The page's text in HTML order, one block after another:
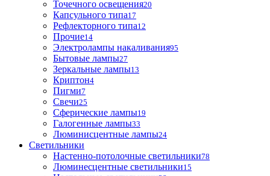
Точечного освещения20
Капсульного типа17
Рефлекторного типа12
Прочие14
Электролампы накаливания95
Бытовые лампы27
Зеркальные лампы13
Криптон4
Пигми7
Свечи25
Сферические лампы19
Галогенные лампы33
Люминисцентные лампы24
Светильники
Настенно-потолочные светильники78
Люминесцентные светильники15